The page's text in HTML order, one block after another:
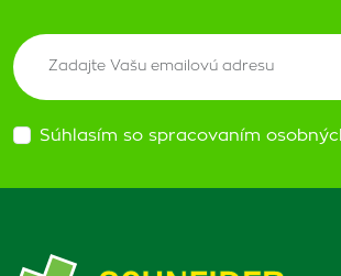
Súhlasím so spracovaním